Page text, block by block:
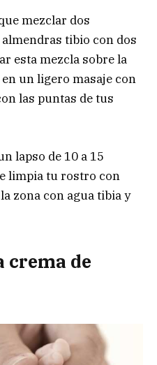
mezclar dos
tibio con dos
esta mezcla sobre la
un ligero masaje con
las puntas de tus
lapso de 10 a 15
limpia tu rostro con
zona con agua tibia y
crema de